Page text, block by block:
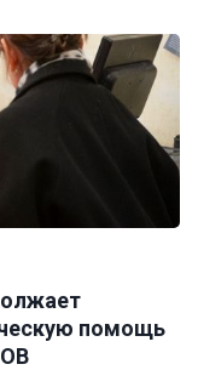
помощь